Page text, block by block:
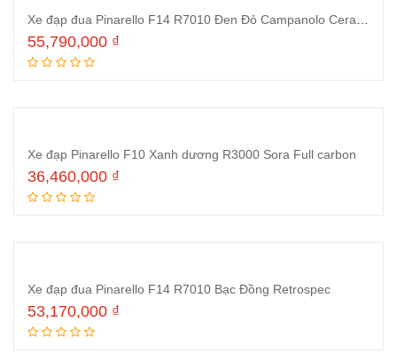
Xe đạp đua Pinarello F14 R7010 Đen Đỏ Campanolo Ceramic
55,790,000 ₫
Xe đạp Pinarello F10 Xanh dương R3000 Sora Full carbon
36,460,000 ₫
Xe đạp đua Pinarello F14 R7010 Bạc Đồng Retrospec
53,170,000 ₫